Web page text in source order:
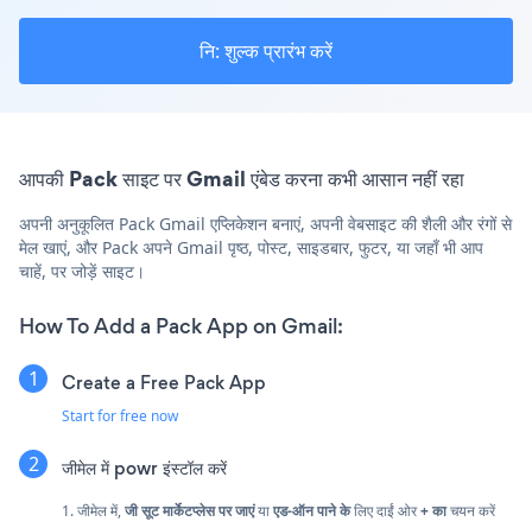
नि: शुल्क प्रारंभ करें
आपकी Pack साइट पर Gmail एंबेड करना कभी आसान नहीं रहा
अपनी अनुकूलित Pack Gmail एप्लिकेशन बनाएं, अपनी वेबसाइट की शैली और रंगों से
मेल खाएं, और Pack अपने Gmail पृष्ठ, पोस्ट, साइडबार, फुटर, या जहाँ भी आप
चाहें, पर जोड़ें साइट।
How To Add a Pack App on Gmail:
Create a Free Pack App
Start for free now
जीमेल में powr इंस्टॉल करें
1. जीमेल में,जी सूट मार्केटप्लेस पर जाएंयाएड-ऑन पाने केलिए दाईं ओर+ काचयन करें